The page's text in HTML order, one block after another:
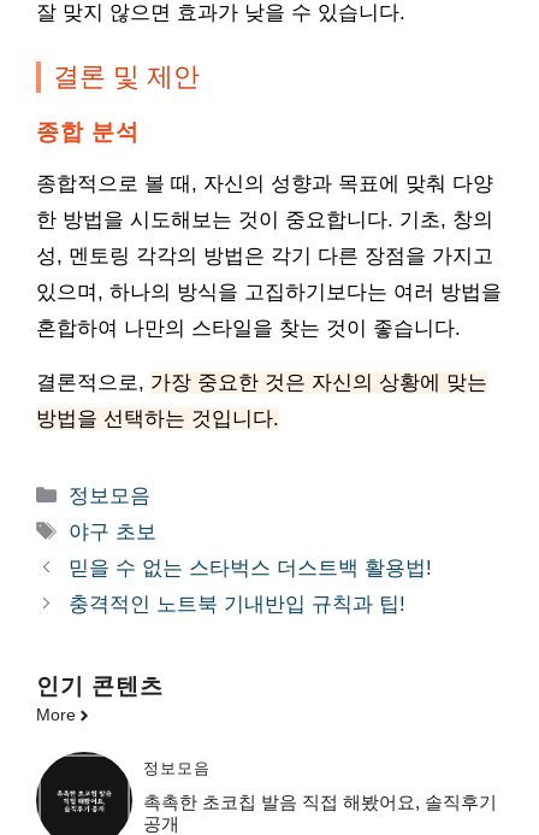
잘 맞지 않으면 효과가 낮을 수 있습니다.
결론 및 제안
종합 분석
종합적으로 볼 때, 자신의 성향과 목표에 맞춰 다양
한 방법을 시도해보는 것이 중요합니다. 기초, 창의
성, 멘토링 각각의 방법은 각기 다른 장점을 가지고
있으며, 하나의 방식을 고집하기보다는 여러 방법을
혼합하여 나만의 스타일을 찾는 것이 좋습니다.
결론적으로, 가장 중요한 것은 자신의 상황에 맞는
방법을 선택하는 것입니다.
카
테
리
정보모음
태
그
야구 초보
믿을 수 없는 스타벅스 더스트백 활용법!
충격적인 노트북 기내반입 규칙과 팁!
인기 콘텐츠
More
정보모음
촉촉한 초코칩 발음 직접 해봤어요, 솔직후기
공개